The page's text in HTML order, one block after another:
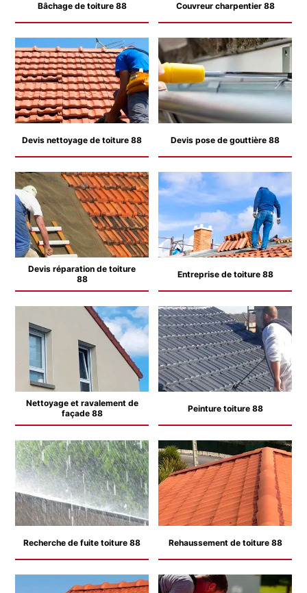
Bâchage de toiture 88 Couvreur charpentier 88
Devis nettoyage de toiture 88 Devis pose de gouttière 88
Devis réparation de toiture
88
Entreprise de toiture 88
Nettoyage et ravalement de
façade 88
Peinture toiture 88
Recherche de fuite toiture 88 Rehaussement de toiture 88